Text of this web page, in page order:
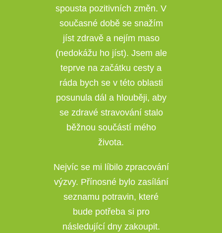
spousta pozitivních změn. V
současné době se snažím
jíst zdravě a nejím maso
(nedokážu ho jíst). Jsem ale
teprve na začátku cesty a
ráda bych se v této oblasti
posunula dál a hlouběji, aby
se zdravé stravování stalo
běžnou součástí mého
života.
Nejvíc se mi líbilo zpracování
výzvy. Přínosné bylo zasílání
seznamu potravin, které
bude potřeba si pro
následující dny zakoupit.